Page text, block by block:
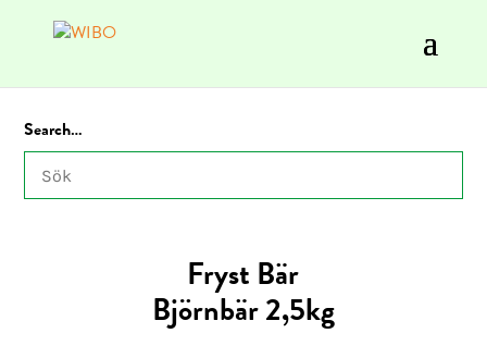
Fryst Bär
Björnbär 2,5kg
Search…